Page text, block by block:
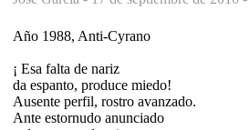
Año 1988, Anti-Cyrano
¡ Esa falta de nariz
da espanto, produce miedo!
Ausente perfil, rostro avanzado.
Ante estornudo anunciado